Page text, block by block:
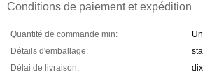
Conditions de paiement et expédition
Quantité de commande min:
Détails d'emballage:
Délai de livraison: